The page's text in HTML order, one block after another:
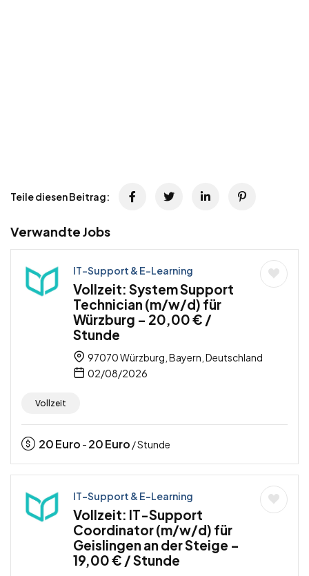
Teile diesen Beitrag:
Verwandte Jobs
IT-Support & E-Learning
Vollzeit: System Support
Technician (m/w/d) für
Würzburg – 20,00 € /
Stunde
97070 Würzburg, Bayern, Deutschland
02/08/2026
Vollzeit
20Euro - 20Euro / Stunde
IT-Support & E-Learning
Vollzeit: IT-Support
Coordinator (m/w/d) für
Geislingen an der Steige –
19,00 € / Stunde